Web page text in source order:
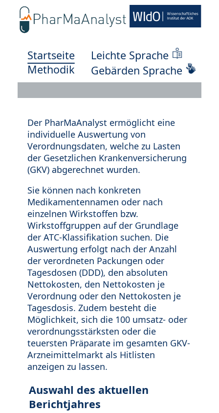
Startseite
Methodik
Leichte Sprache
Gebärden Sprache
Der PharMaAnalyst ermöglicht eine
individuelle Auswertung von
Verordnungsdaten, welche zu Lasten
der Gesetzlichen Krankenversicherung
(GKV) abgerechnet wurden.
Sie können nach konkreten
Medikamentennamen oder nach
einzelnen Wirkstoffen bzw.
Wirkstoffgruppen auf der Grundlage
der ATC-Klassifikation suchen. Die
Auswertung erfolgt nach der Anzahl
der verordneten Packungen oder
Tagesdosen (DDD), den absoluten
Nettokosten, den Nettokosten je
Verordnung oder den Nettokosten je
Tagesdosis. Zudem besteht die
Möglichkeit, sich die 100 umsatz- oder
verordnungsstärksten oder die
teuersten Präparate im gesamten GKV-
Arzneimittelmarkt als Hitlisten
anzeigen zu lassen.
Auswahl des aktuellen
Berichtjahres